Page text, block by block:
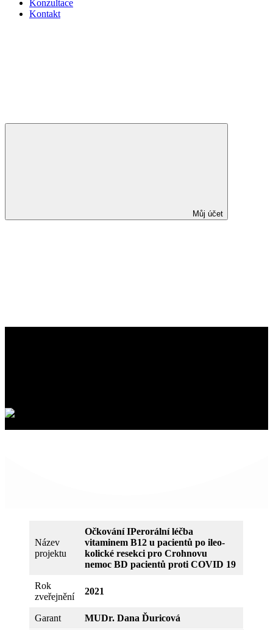
Konzultace
Kontakt
Můj účet
Název
projektu
Očkování IPerorální léčba
vitaminem B12 u pacientů po ileo-
kolické resekci pro Crohnovu
nemoc BD pacientů proti COVID 19
Rok
zveřejnění
2021
Garant MUDr. Dana Ďuricová